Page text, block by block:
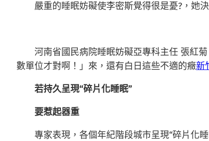
嚴重的睡眠妨礙使李密斯覺得很是憂?，她
河南省國民病院睡眠妨礙亞專科主任 張紅
數單位才對啊！」來，還有白日這些不適的癥新
若持久呈現“碎片化睡眠”
要惹起器重
專家表現，各個年紀階段城市呈現“碎片化